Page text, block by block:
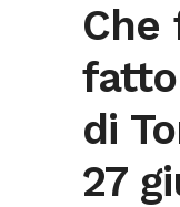
Che
di
27